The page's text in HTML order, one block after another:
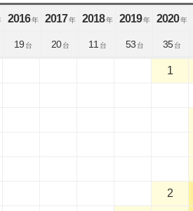
2016年 2017年 2018年 2019年 2020年
19 台 20 台 11 台 53 台 35 台
1
2